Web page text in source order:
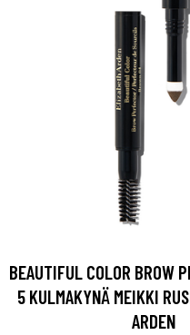
BEAUTIFUL COLOR BROW
5 KULMAKYNÄ MEIKKI
ARDEN